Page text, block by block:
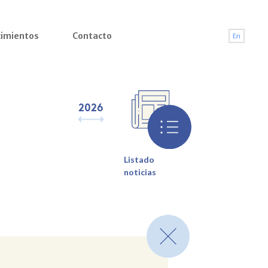
Contacto En
2026 2024 2023
Listado
noticias